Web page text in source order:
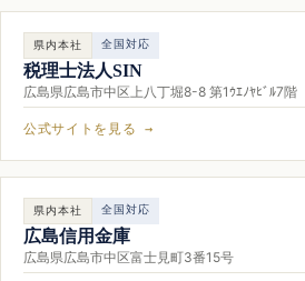
県内本社 全国対応
税理士法人SIN
広島県広島市中区上八丁堀8-8 第1ｳｴﾉﾔﾋﾞﾙ7階
公式サイトを見る →
県内本社 全国対応
広島信用金庫
広島県広島市中区富士見町3番15号